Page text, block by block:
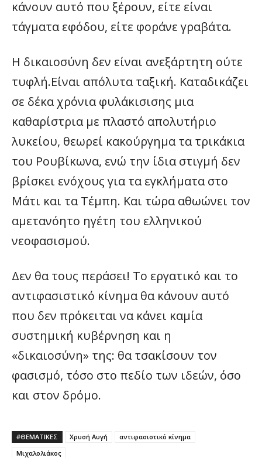
κάνουν αυτό που ξέρουν, είτε είναι
τάγματα εφόδου, είτε φοράνε γραβάτα.
Η δικαιοσύνη δεν είναι ανεξάρτητη ούτε
τυφλή.Είναι απόλυτα ταξική. Καταδικάζει
σε δέκα χρόνια φυλάκισισης μια
καθαρίστρια με πλαστό απολυτήριο
λυκείου, θεωρεί κακούργημα τα τρικάκια
του Ρουβίκωνα, ενώ την ίδια στιγμή δεν
βρίσκει ενόχους για τα εγκλήματα στο
Μάτι και τα Τέμπη. Και τώρα αθωώνει τον
αμετανόητο ηγέτη του ελληνικού
νεοφασισμού.
Δεν θα τους περάσει! Το εργατικό και το
αντιφασιστικό κίνημα θα κάνουν αυτό
που δεν πρόκειται να κάνει καμία
συστημική κυβέρνηση και η
«δικαιοσύνη» της: θα τσακίσουν τον
φασισμό, τόσο στο πεδίο των ιδεών, όσο
και στον δρόμο.
#ΘΕΜΑΤΙΚΈΣ Χρυσή Αυγή
αντιφασιστικό κίνημα
Μιχαλολιάκος